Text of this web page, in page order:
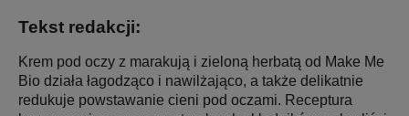
Tekst redakcji:
Krem pod oczy z marakują i zieloną herbatą od Make Me
Bio działa łagodząco i nawilżająco, a także delikatnie
redukuje powstawanie cieni pod oczami. Receptura